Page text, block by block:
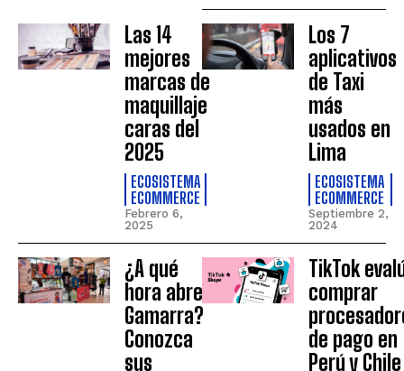
Las 14
mejores
marcas de
maquillaje
caras del
2025
ECOSISTEMA
ECOMMERCE
Febrero 6,
2025
Los 7
aplicativos
de Taxi
más
usados en
Lima
ECOSISTEMA
ECOMMERCE
Septiembre 2,
2024
¿A qué
hora abre
Gamarra?
Conozca
sus
TikTok
comprar
de pago en
Perú y Chile